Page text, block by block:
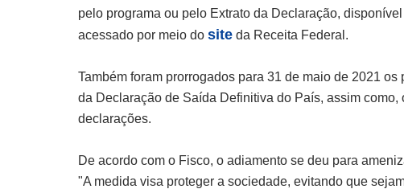
pelo programa ou pelo Extrato da Declaração,
acessado por meio do site da Receita Federal.
Também foram prorrogados para 31 de maio de 2021
da Declaração de Saída Definitiva do País, assim
declarações.
De acordo com o Fisco, o adiamento se deu para
"A medida visa proteger a sociedade, evitando que